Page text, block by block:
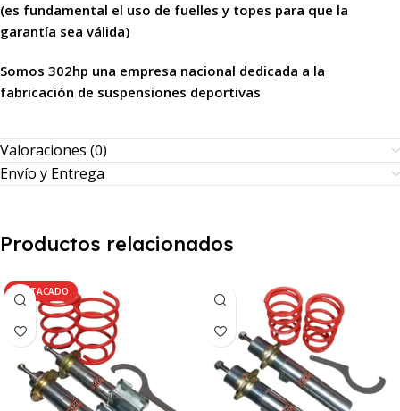
(es fundamental el uso de fuelles y topes para que la
garantía sea válida)
Somos 302hp una empresa nacional dedicada a la
fabricación de suspensiones deportivas
Valoraciones (0)
Envío y Entrega
Productos relacionados
DESTACADO